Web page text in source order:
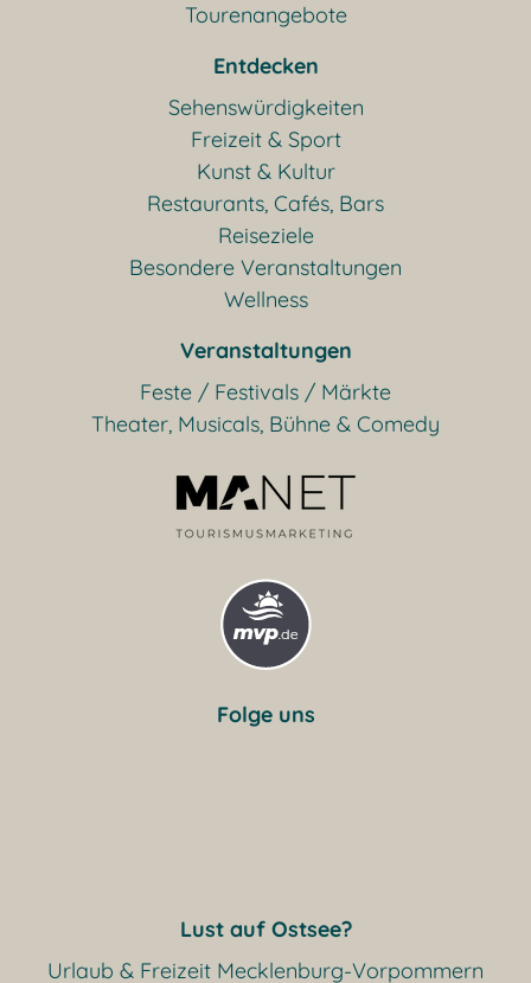
Tourenangebote
Entdecken
Sehenswürdigkeiten
Freizeit & Sport
Kunst & Kultur
Restaurants, Cafés, Bars
Reiseziele
Besondere Veranstaltungen
Wellness
Veranstaltungen
Feste / Festivals / Märkte
Theater, Musicals, Bühne & Comedy
Folge uns
Lust auf Ostsee?
Urlaub & Freizeit Mecklenburg-Vorpommern